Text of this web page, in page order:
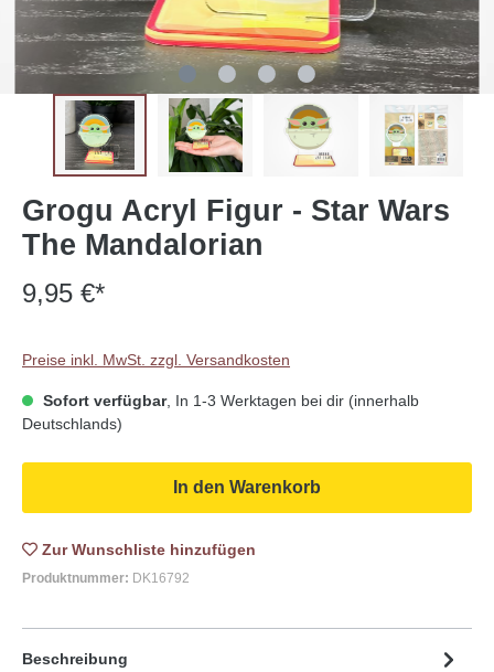
Grogu Acryl Figur - Star Wars
The Mandalorian
9,95 €*
Preise inkl. MwSt. zzgl. Versandkosten
Sofort verfügbar, In 1-3 Werktagen bei dir (innerhalb
Deutschlands)
In den Warenkorb
Zur Wunschliste
Produktnummer: DK16792
Beschreibung